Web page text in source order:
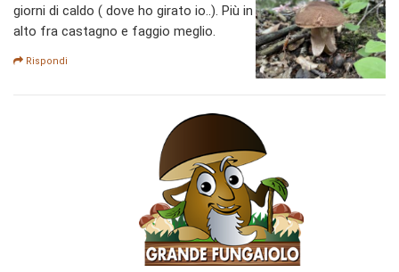
giorni di caldo ( dove ho girato io..). Più in
alto fra castagno e faggio meglio.
Rispondi